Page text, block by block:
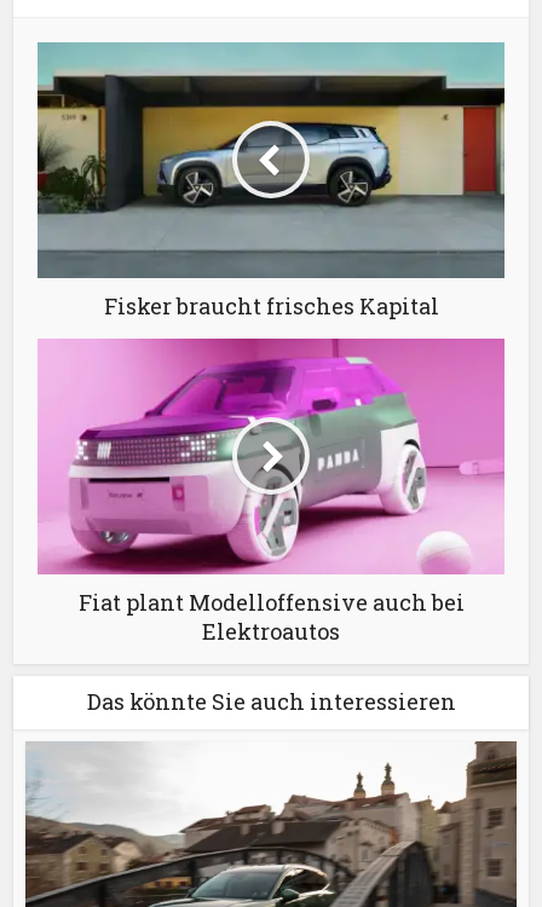
Fisker braucht frisches Kapital
Fiat plant Modelloffensive auch bei
Elektroautos
Das könnte Sie auch interessieren